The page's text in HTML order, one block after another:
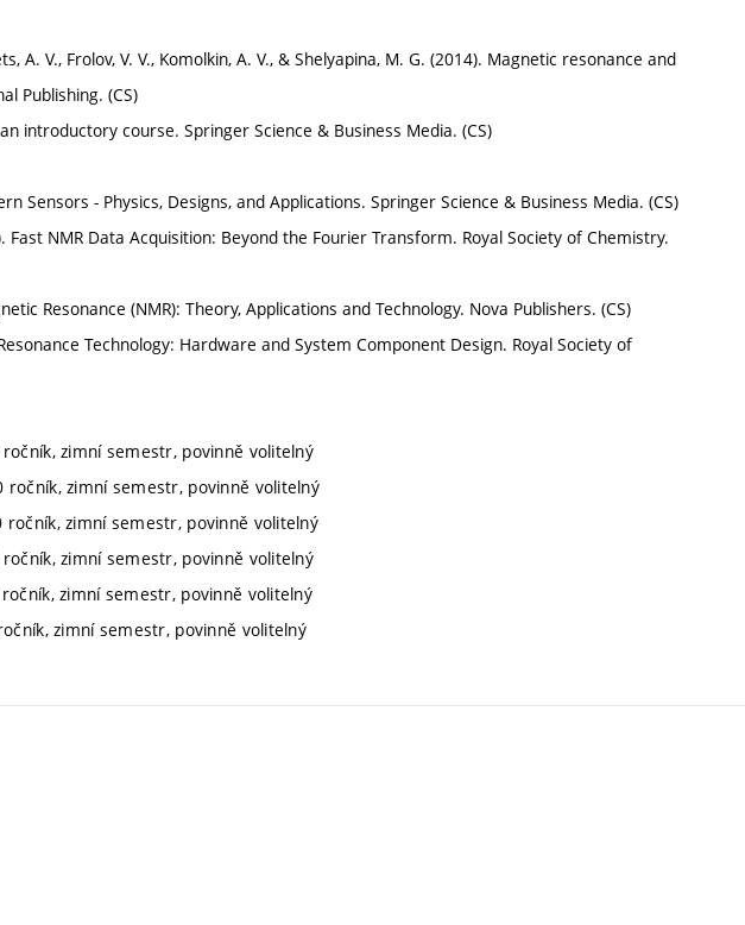
A. V., Frolov, V. V., Komolkin, A. V., & Shelyapina, M. G. (2014). Magnetic resonance and
Publishing. (CS)
introductory course. Springer Science & Business Media. (CS)
Sensors - Physics, Designs, and Applications. Springer Science & Business Media. (CS)
Fast NMR Data Acquisition: Beyond the Fourier Transform. Royal Society of Chemistry.
Resonance (NMR): Theory, Applications and Technology. Nova Publishers. (CS)
Technology: Hardware and System Component Design. Royal Society of
zimní semestr, povinně volitelný
ročník, zimní semestr, povinně volitelný
ročník, zimní semestr, povinně volitelný
zimní semestr, povinně volitelný
zimní semestr, povinně volitelný
zimní semestr, povinně volitelný